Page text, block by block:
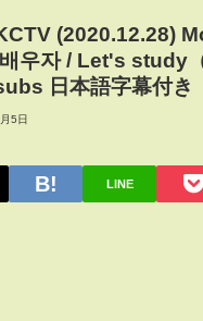
(2020.12.28)
우자 / Let's study
日本語字幕付き
5日
LINE